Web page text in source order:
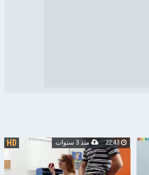
22:43 منذ 3 سنوات HD